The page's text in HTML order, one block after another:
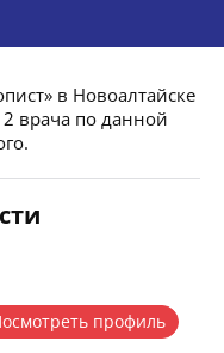
в Новоалтайске
2 врача по данной
профиль